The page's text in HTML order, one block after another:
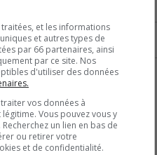
et les informations
et autres types de
par 66 partenaires, ainsi
par ce site. Nos
d'utiliser des données
vos données à
Vous pouvez vous y
un lien en bas de
ou retirer votre
et de confidentialité.